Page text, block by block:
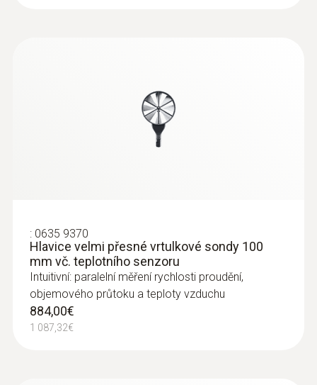
: 0635 9370
Hlavice velmi přesné vrtulkové sondy 100
mm vč. teplotního senzoru
Intuitivní: paralelní měření rychlosti proudění,
objemového průtoku a teploty vzduchu
884,00€
1 087,32€